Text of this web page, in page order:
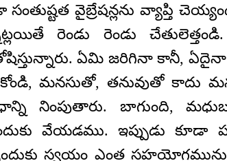
సంతుష్టత వైబ్రేషన్లను వ్యాప్తి
రెండు రెండు
ఏమి జరిగినా కానీ,
మనసుతో, తనువుతో కాదు
నింపుతారు. బాగుంది,
వేయడము. ఇప్పుడు కూడా
స్వయం ఎంత